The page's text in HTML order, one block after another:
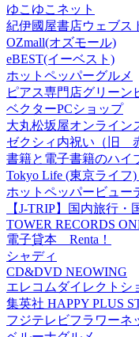
ゆこゆこネット
紀伊國屋書店ウェブス
OZmall(オズモール)
eBEST(イーベスト)
ホットペッパーグルメ
ピアス専門店グリーン
ベクターPCショップ
大丸松坂屋オンライン
ゼクシィ内祝い（旧
書籍と電子書籍のハイ
Tokyo Life (東京ライフ
ホットペッパービュー
【J-TRIP】国内旅行
TOWER RECORDS
電子貸本 Renta！
シャディ
CD&DVD NEOWING
エレコムダイレクトシ
集英社 HAPPY PLUS
フジテレビフラワーネ